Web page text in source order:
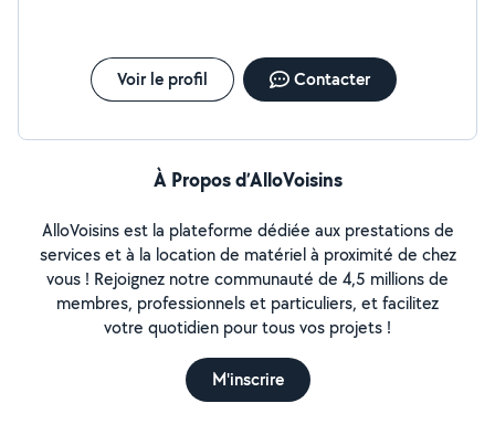
Voir le profil Contacter
À Propos d’AlloVoisins
AlloVoisins est la plateforme dédiée aux prestations de
services et à la location de matériel à proximité de chez
vous ! Rejoignez notre communauté de 4,5 millions de
membres, professionnels et particuliers, et facilitez
votre quotidien pour tous vos projets !
M'inscrire